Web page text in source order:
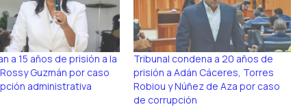
a 15 años de prisión a la
Guzmán por caso
administrativa
Tribunal condena a 20 años de
prisión a Adán Cáceres, Torres
Robiou y Núñez de Aza por caso
de corrupción